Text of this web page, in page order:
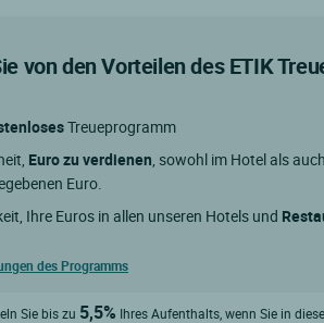
von den Vorteilen des ETIK
Treueprogramm
Euro zu verdienen , sowohl im Hotel als
Euro.
Ihre Euros in allen unseren Hotels und
des Programms
Sie bis zu 5,5% Ihres Aufenthalts, wenn Sie in